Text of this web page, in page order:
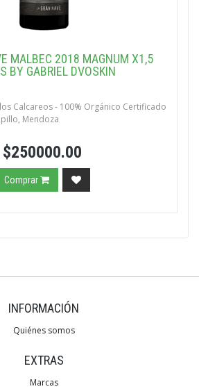
MALBEC 2018 MAGNUM X1,5
BY GABRIEL DVOSKIN
Calcareos - 100% Orgánico Certificado
Mendoza
$250000.00
Comprar
INFORMACIÓN
Quiénes somos
EXTRAS
Marcas